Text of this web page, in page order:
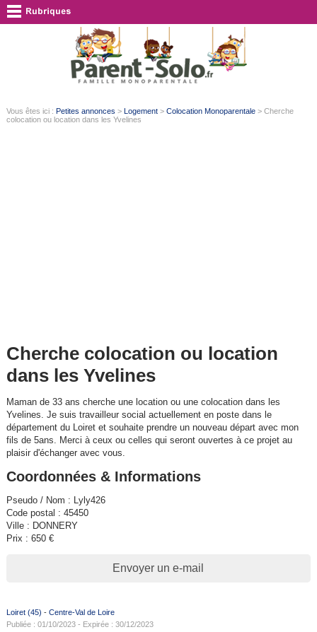
Vous êtes ici : Petites annonces > Logement> Colocation Monoparentale> Cherche
colocation ou location dans les Yvelines
Cherche colocation ou location
dans les Yvelines
Maman de 33 ans cherche une location ou une colocation dans les
Yvelines. Je suis travailleur social actuellement en poste dans le
département du Loiret et souhaite prendre un nouveau départ avec mon
fils de 5ans. Merci à ceux ou celles qui seront ouvertes à ce projet au
plaisir d'échanger avec vous.
Coordonnées & Informations
Pseudo / Nom : Lyly426
Code postal : 45450
Ville : DONNERY
Prix : 650 €
Envoyer un e-mail
Loiret (45) - Centre-Val de Loire
Publiée : 01/10/2023 - Expirée : 30/12/2023